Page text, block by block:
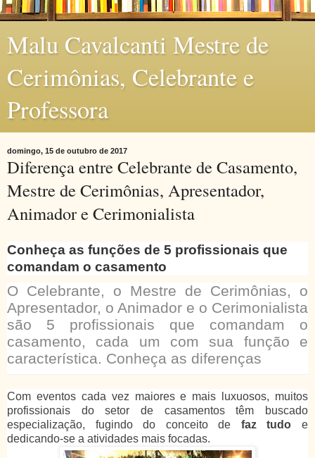
Malu Cavalcanti Mestre de
Cerimônias, Celebrante e
Professora
domingo, 15 de outubro de 2017
Diferença entre Celebrante de Casamento,
Mestre de Cerimônias, Apresentador,
Animador e Cerimonialista
Conheça as funções de 5 profissionais que
comandam o casamento
O Celebrante, o Mestre de Cerimônias, o
Apresentador, o Animador e o Cerimonialista
são 5 profissionais que comandam o
casamento, cada um com sua função e
característica. Conheça as diferenças
Com eventos cada vez maiores e mais luxuosos, muitos
profissionais do setor de casamentos têm buscado
especialização, fugindo do conceito de
faz tudo
e
dedicando-se a atividades mais focadas.